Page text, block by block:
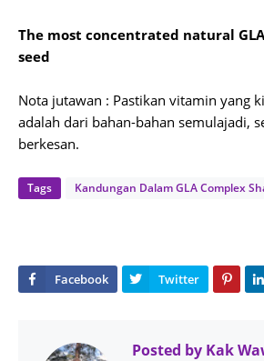
The most concentrated natural
seed
Nota jutawan : Pastikan vitamin yang
adalah dari bahan-bahan semulajadi,
berkesan.
Tags Kandungan Dalam GLA Complex
Posted by Kak